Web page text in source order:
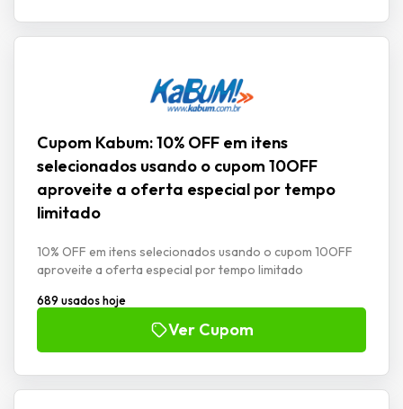
Cupom Kabum: 10% OFF em itens
selecionados usando o cupom 10OFF
aproveite a oferta especial por tempo
limitado
10% OFF em itens selecionados usando o cupom 10OFF
aproveite a oferta especial por tempo limitado
689 usados hoje
Ver Cupom